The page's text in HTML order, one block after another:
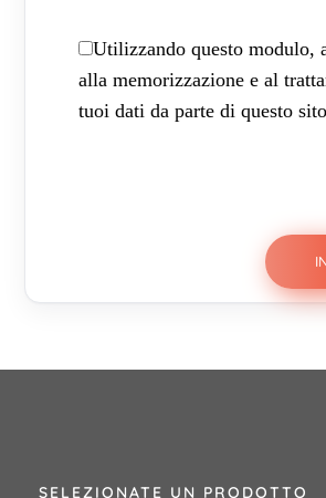
Utilizzando questo modulo,
alla memorizzazione e al
tuoi dati da parte di questo
SELEZIONATE UN PRODOTTO